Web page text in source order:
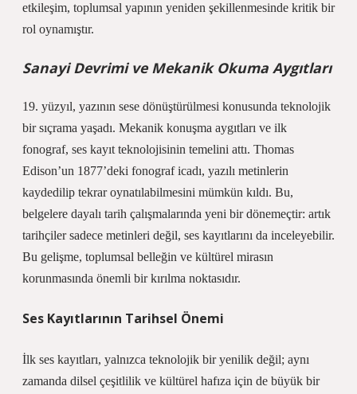
etkileşim, toplumsal yapının yeniden şekillenmesinde kritik bir
rol oynamıştır.
Sanayi Devrimi ve Mekanik Okuma Aygıtları
19. yüzyıl, yazının sese dönüştürülmesi konusunda teknolojik
bir sıçrama yaşadı. Mekanik konuşma aygıtları ve ilk
fonograf, ses kayıt teknolojisinin temelini attı. Thomas
Edison’un 1877’deki fonograf icadı, yazılı metinlerin
kaydedilip tekrar oynatılabilmesini mümkün kıldı. Bu,
belgelere dayalı tarih çalışmalarında yeni bir dönemeçtir: artık
tarihçiler sadece metinleri değil, ses kayıtlarını da inceleyebilir.
Bu gelişme, toplumsal belleğin ve kültürel mirasın
korunmasında önemli bir kırılma noktasıdır.
Ses Kayıtlarının Tarihsel Önemi
İlk ses kayıtları, yalnızca teknolojik bir yenilik değil; aynı
zamanda dilsel çeşitlilik ve kültürel hafıza için de büyük bir